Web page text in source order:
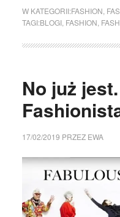
W KATEGORII:FASHION
TAGI:BLOGI, FASHION
No już
17/02/2019 PRZEZ EWA